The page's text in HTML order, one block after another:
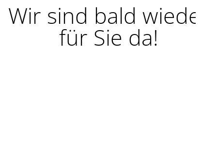
Wir sind bald wieder
für Sie da!